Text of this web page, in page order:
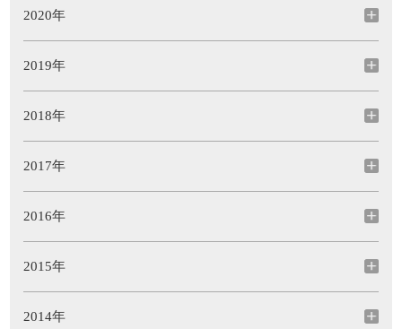
2020年
2019年
2018年
2017年
2016年
2015年
2014年